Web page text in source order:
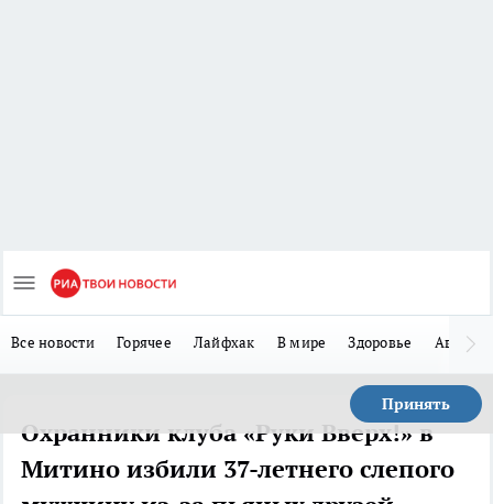
Все новости Горячее Лайфхак В мире Здоровье Авто
Принять
Охранники клуба «Руки Вверх!» в
Митино избили 37-летнего слепого